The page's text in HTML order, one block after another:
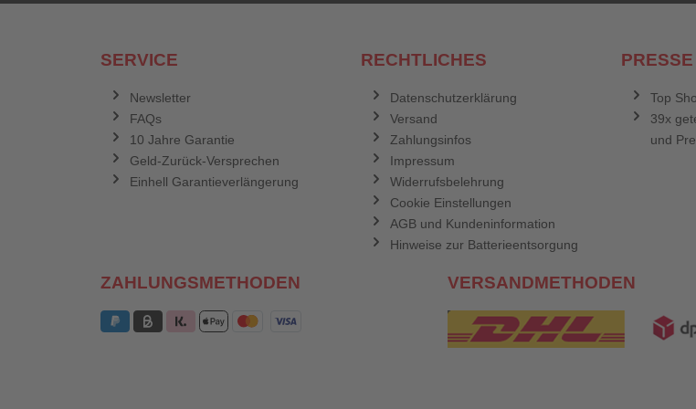
SERVICE
Newsletter
FAQs
10 Jahre Garantie
Geld-Zurück-Versprechen
Einhell Garantieverlängerung
RECHTLICHES
Datenschutzerklärung
Versand
Zahlungsinfos
Impressum
Widerrufsbelehrung
Cookie Einstellungen
AGB und Kundeninformation
Hinweise zur Batterieentsorgung
PRESSE
Top
39x
und
ZAHLUNGSMETHODEN VERSANDMETHODEN